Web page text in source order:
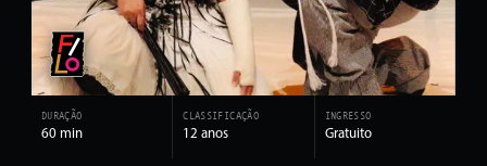
DURAÇÃO
60 min
CLASSIFICAÇÃO
12 anos
INGRESSO
Gratuito